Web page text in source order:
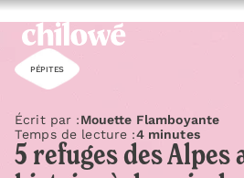
PÉPITES
Écrit par :Mouette Flamboyante
Temps de lecture :4 minutes
5 refuges des Alpes